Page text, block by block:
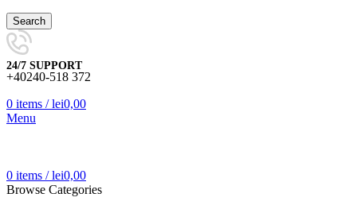
Search
24/7 SUPPORT
+40240-518 372
0 items / lei0,00
Menu
0 items / lei0,00
Browse Categories